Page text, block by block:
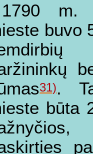
1790 m.
buvo
31).
būta